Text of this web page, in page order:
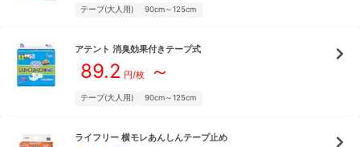
テープ(大人用) 90cm～125cm
アテント 消臭効果付きテープ式
89.2 円/枚～
テープ(大人用) 90cm～125cm
ライフリー 横モレあんしんテープ止め